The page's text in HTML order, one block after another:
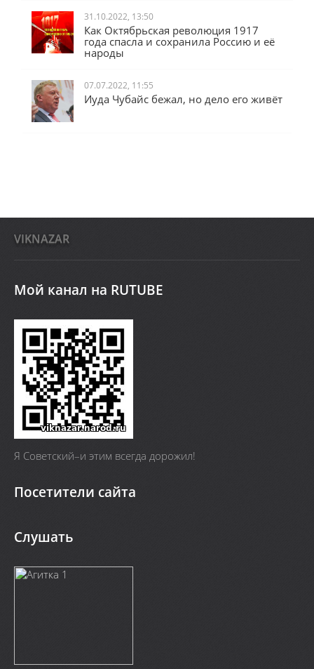
31.10.2022, 13:50
Как Октябрьская революция 1917
года спасла и сохранила Россию и её
народы
07.07.2022, 11:55
Иуда Чубайс бежал, но дело его живёт
VIKNAZAR
Мой канал на RUTUBE
Я Cоветский–и этим всегда дорожил!
Посетители сайта
Слушать